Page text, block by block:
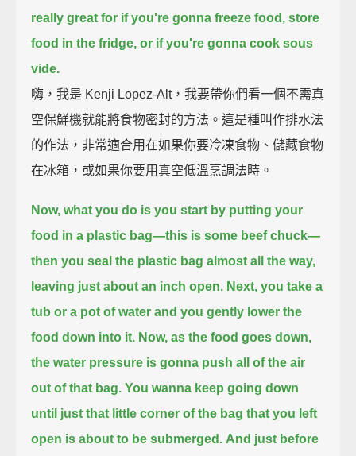
really great for if you're gonna freeze food, store
food in the fridge, or if you're gonna cook sous
vide.
嗨，我是 Kenji Lopez-Alt，我要帶你們看一個不需真
空保鮮機就能將食物密封的方法。這是種叫作排水法
的作法，非常適合用在如果你要冷凍食物、儲藏食物
在冰箱，或如果你要用真空低溫烹調法時。
Now, what you do is you start by putting your
food in a plastic bag—this is some beef chuck—
then you seal the plastic bag almost all the way,
leaving just about an inch open. Next, you take a
tub or a pot of water and you gently lower the
food down into it. Now, as the food goes down,
the water pressure is gonna push all of the air
out of that bag. You wanna keep going down
until just that little corner of the bag that you left
open is about to be submerged. And just before